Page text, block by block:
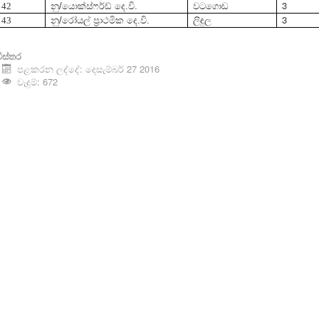
42 නු/යොක්ස්ෆර්ඩ් දෙ.වි. වටගොඩ 3
43 නු/රෝයල් ප්‍රාථමික දෙ.වි. ලිඳුල 3
පළකරන ලද්දේ: දෙසැම්බර් 27 2016
වැදුම්: 672